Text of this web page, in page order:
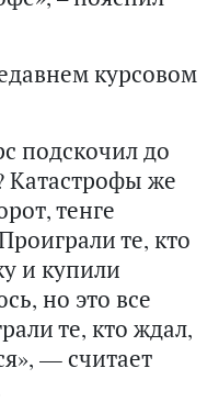
курсовом
подскочил до
Катастрофы же
тенге
те, кто
и купили
но это все
те, кто ждал,
— считает